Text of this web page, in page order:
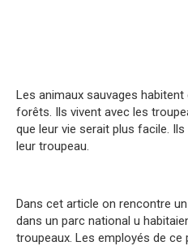
Les animaux sauvages
forêts. Ils vivent avec les
que leur vie serait plus facile.
leur troupeau.
Dans cet article on rencontre
dans un parc national u
troupeaux. Les employés de ce